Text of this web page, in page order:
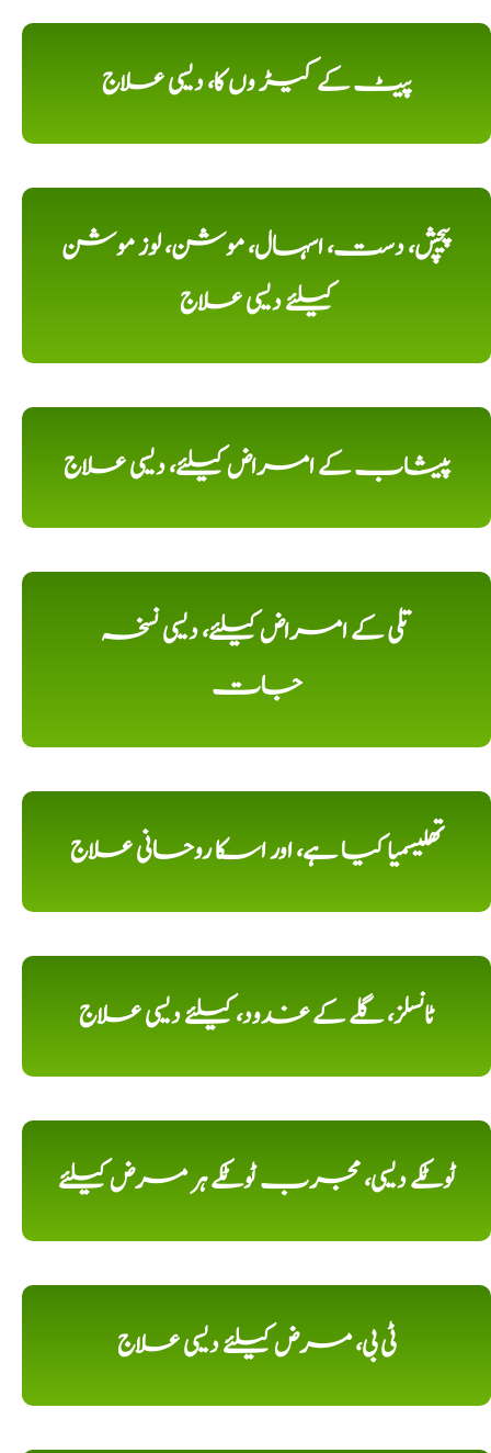
پیٹ کے کیڑ وں کا، دیسی علاج
پیچش، دست، اسہال، موشن، لوز موشن
کیلئے دیسی علاج
پیشاب کے امراض کیلئے، دیسی علاج
تلی کے امراض کیلئے، دیسی نسخہ
جات
تھلیسمیا کیا ہے، اور اسکا روحانی علاج
ٹانسلز، گلے کے غدود، کیلئے دیسی علاج
ٹوٹکے دیسی، مجرب ٹوٹکے ہر مرض کیلئے
ٹی بی، مرض کیلئے دیسی علاج